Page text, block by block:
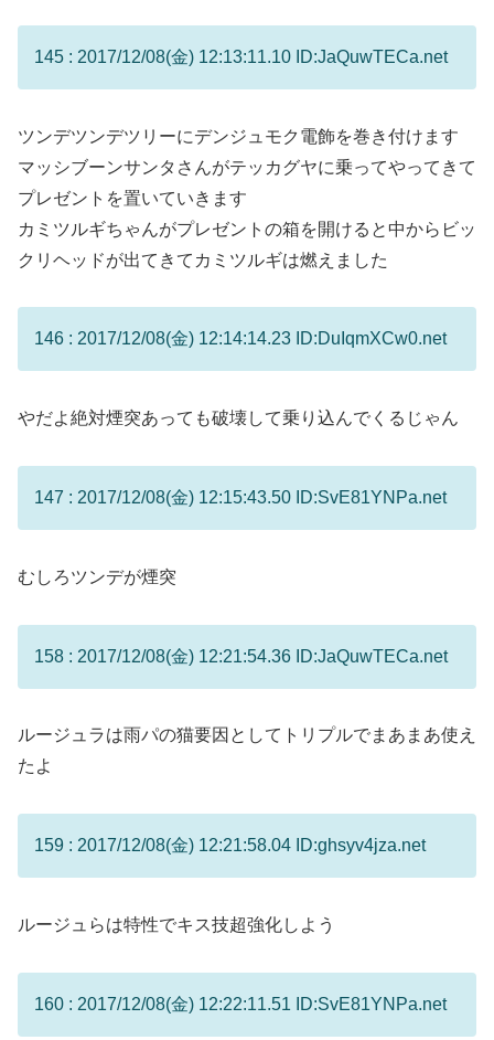
145 : 2017/12/08(金) 12:13:11.10 ID:JaQuwTECa.net
ツンデツンデツリーにデンジュモク電飾を巻き付けます
マッシブーンサンタさんがテッカグヤに乗ってやってきて
プレゼントを置いていきます
カミツルギちゃんがプレゼントの箱を開けると中からビッ
クリヘッドが出てきてカミツルギは燃えました
146 : 2017/12/08(金) 12:14:14.23 ID:DuIqmXCw0.net
やだよ絶対煙突あっても破壊して乗り込んでくるじゃん
147 : 2017/12/08(金) 12:15:43.50 ID:SvE81YNPa.net
むしろツンデが煙突
158 : 2017/12/08(金) 12:21:54.36 ID:JaQuwTECa.net
ルージュラは雨パの猫要因としてトリプルでまあまあ使え
たよ
159 : 2017/12/08(金) 12:21:58.04 ID:ghsyv4jza.net
ルージュらは特性でキス技超強化しよう
160 : 2017/12/08(金) 12:22:11.51 ID:SvE81YNPa.net